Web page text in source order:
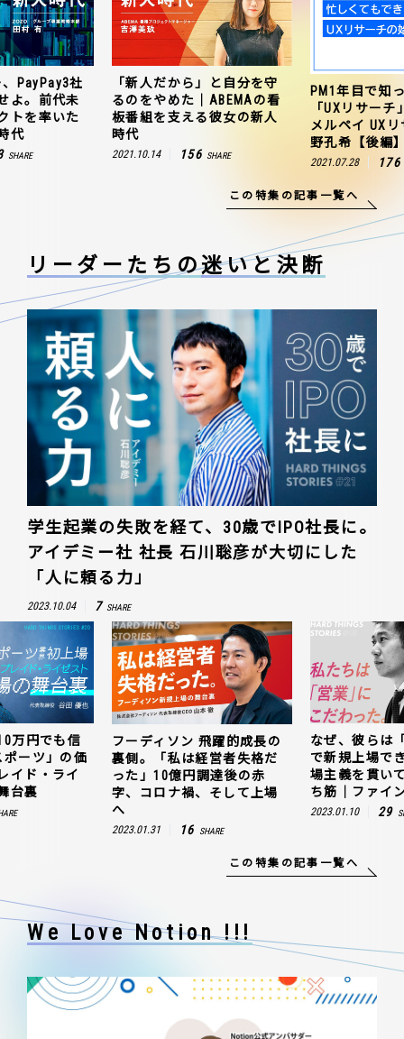
PayPay3社
よ。前代未
トを率いた
代
SHARE
「新人だから」と自分を守
るのをやめた｜ABEMAの看
板番組を支える彼女の新人
時代
2021.10.14 156 SHARE
PM1年目で知
「UXリサー
メルペイ UX
野孔希【後編
2021.07.28 176
この特集の記事一覧へ
リーダーたちの迷いと決断
学生起業の失敗を経て、30歳でIPO社長に。
アイデミー社 社長 石川聡彦が大切にした
「人に頼る力」
2023.10.04 7 SHARE
万円でも信
ーツ」の価
イド・ライ
台裏
フーディソン 飛躍的成長の
裏側。「私は経営者失格だ
った」10億円調達後の赤
字、コロナ禍、そして上場
へ
2023.01.31 16 SHARE
なぜ、彼らは
で新規上場で
場主義を貫い
ち筋｜ファイ
2023.01.10 29
この特集の記事一覧へ
We Love Notion !!!